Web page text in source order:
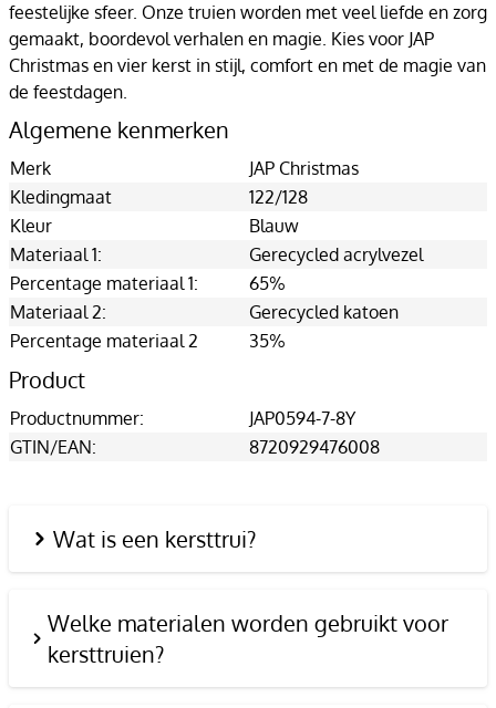
feestelijke sfeer. Onze truien worden met veel liefde en zorg
gemaakt, boordevol verhalen en magie. Kies voor JAP
Christmas en vier kerst in stijl, comfort en met de magie van
de feestdagen.
Algemene kenmerken
Merk
JAP Christmas
Kledingmaat
122/128
Kleur
Blauw
Materiaal 1:
Gerecycled acrylvezel
Percentage materiaal 1:
65%
Materiaal 2:
Gerecycled katoen
Percentage materiaal 2
35%
Product
Productnummer:
JAP0594-7-8Y
GTIN/EAN:
8720929476008
Wat is een kersttrui?
Welke materialen worden gebruikt voor
kersttruien?